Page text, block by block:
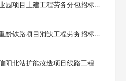
冕宁县城乡创新创业产业园项目土建工程劳务分包招标公告
中铁七局集团有限公司重黔铁路项目消缺工程劳务招标公告
中铁七局集团有限公司信阳北站扩能改造项目线路工程劳务分包施工招标招标公告